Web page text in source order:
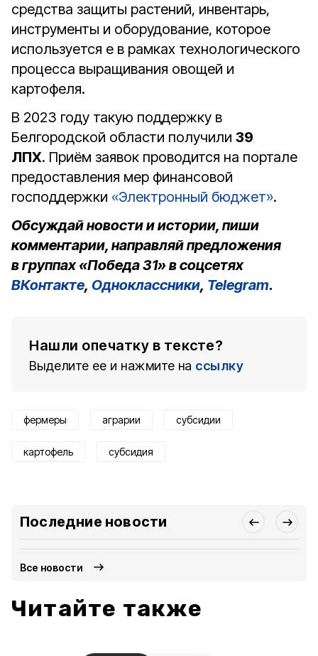
средства защиты растений, инвентарь,
инструменты и оборудование, которое
используется е в рамках технологического
процесса выращивания овощей и
картофеля.
В 2023 году такую поддержку в
Белгородской области получили 39
ЛПХ. Приём заявок проводится на портале
предоставления мер финансовой
господдержки «Электронный бюджет».
Обсуждай новости и истории, пиши
комментарии, направляй предложения
в группах «Победа 31» в соцсетях
ВКонтакте, Одноклассники, Telegram.
Нашли опечатку в тексте?
Выделите ее и нажмите на ссылку
фермеры аграрии субсидии
картофель субсидия
Последние новости
Все новости
Читайте также